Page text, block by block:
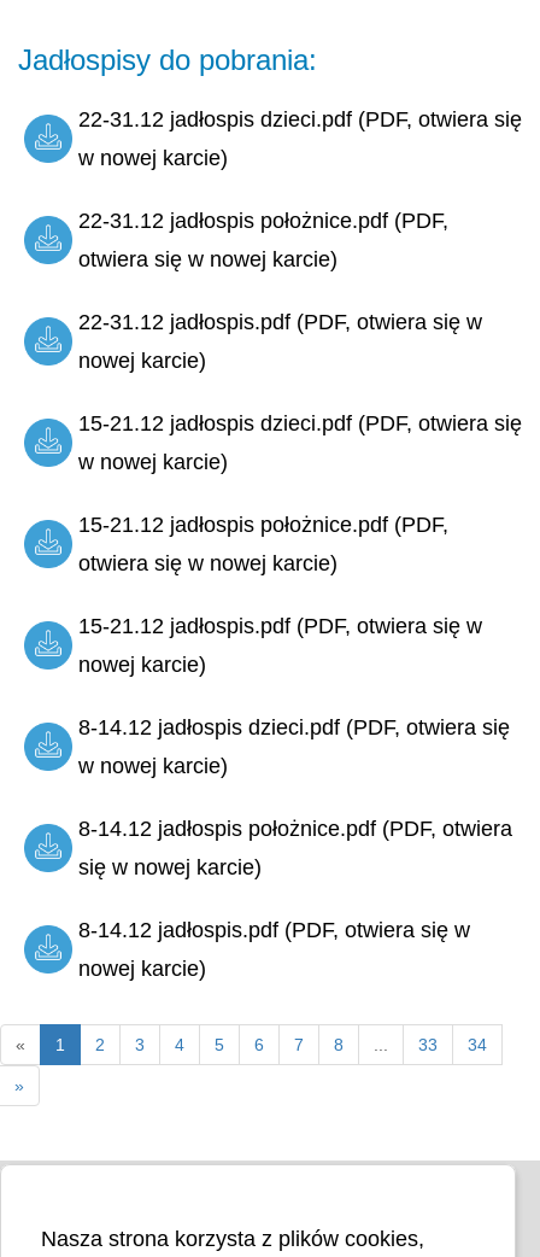
Jadłospisy do pobrania:
22-31.12 jadłospis dzieci.pdf (PDF, otwiera się
w nowej karcie)
22-31.12 jadłospis położnice.pdf (PDF,
otwiera się w nowej karcie)
22-31.12 jadłospis.pdf (PDF, otwiera się w
nowej karcie)
15-21.12 jadłospis dzieci.pdf (PDF, otwiera się
w nowej karcie)
15-21.12 jadłospis położnice.pdf (PDF,
otwiera się w nowej karcie)
15-21.12 jadłospis.pdf (PDF, otwiera się w
nowej karcie)
8-14.12 jadłospis dzieci.pdf (PDF, otwiera się
w nowej karcie)
8-14.12 jadłospis położnice.pdf (PDF, otwiera
się w nowej karcie)
8-14.12 jadłospis.pdf (PDF, otwiera się w
nowej karcie)
« 1 2 3 4 5 6 7 8 33 34
»
Nasza strona korzysta z plików cookies,